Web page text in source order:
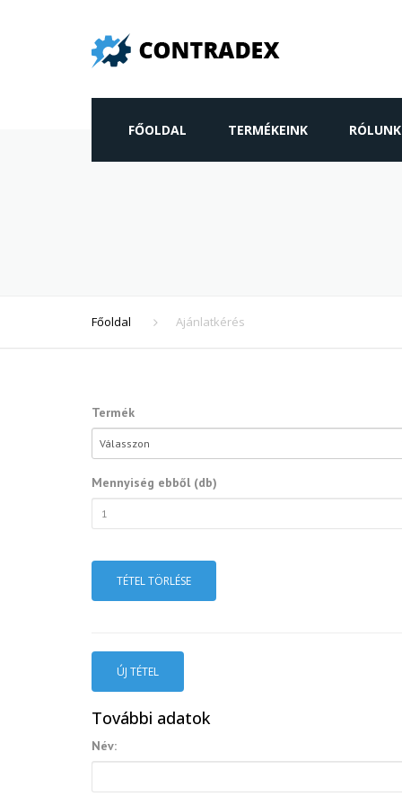
FŐOLDAL TERMÉKEINK
VENTILÁTOR
RÓLUNK
Főoldal Ajánlatkérés
Termék
Mennyiség ebből (db)
TÉTEL TÖRLÉSE
ÚJ TÉTEL
További adatok
Név: